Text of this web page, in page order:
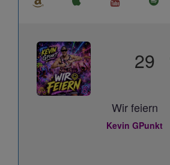
29
Wir feiern
Kevin GPunkt